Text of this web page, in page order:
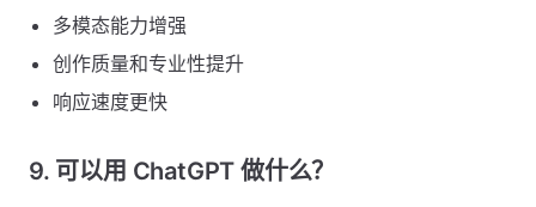
多模态能力增强
创作质量和专业性提升
响应速度更快
9. 可以用 ChatGPT 做什么？